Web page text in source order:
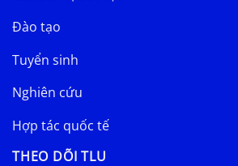
Đào tạo
Tuyển sinh
Nghiên cứu
Hợp tác quốc tế
THEO DÕI TLU